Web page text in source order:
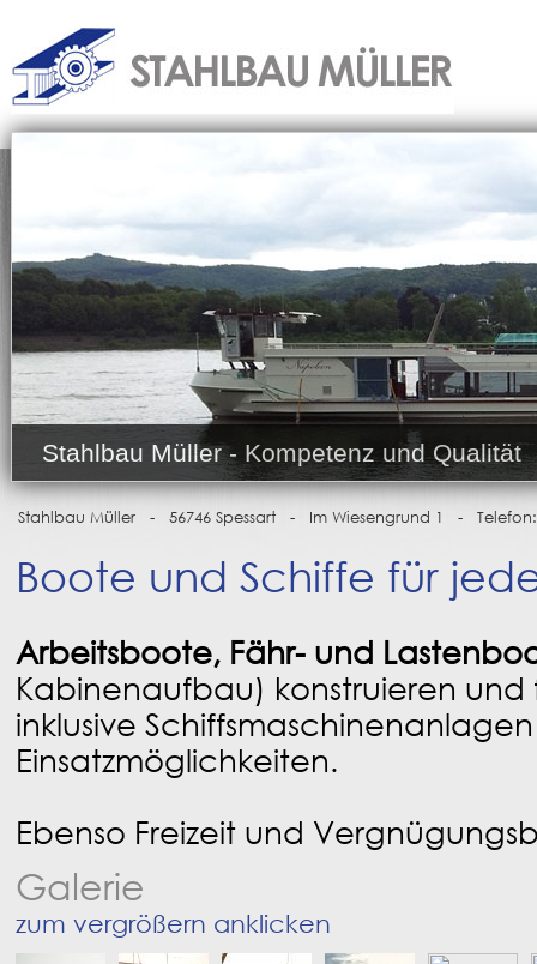
Stahlbau Müller - Kompetenz und Qualität
Stahlbau Müller - 56746 Spessart - Im Wiesengrund 1 - Telefon:
Boote und Schiffe für
Arbeitsboote, Fähr- und
Kabinenaufbau) konstruieren
inklusive
Einsatzmöglichkeiten.
Ebenso Freizeit und
Galerie
zum vergrößern anklicken